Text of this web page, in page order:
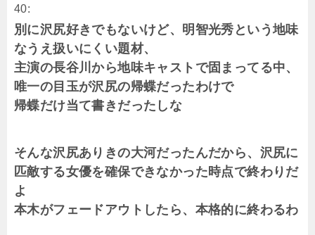
40:
別に沢尻好きでもないけど、明智光秀という地味
なうえ扱いにくい題材、
主演の長谷川から地味キャストで固まってる中、
唯一の目玉が沢尻の帰蝶だったわけで
帰蝶だけ当て書きだったしな
そんな沢尻ありきの大河だったんだから、沢尻に
匹敵する女優を確保できなかった時点で終わりだ
よ
本木がフェードアウトしたら、本格的に終わるわ